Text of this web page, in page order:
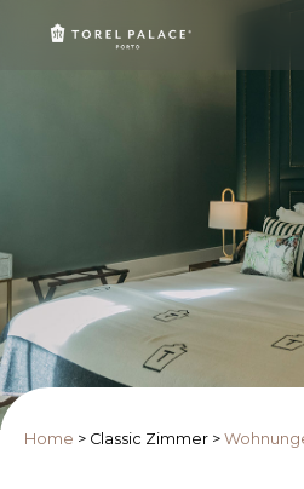
Home > Classic Zimmer >